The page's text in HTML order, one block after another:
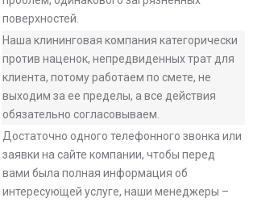
поверхностей.
Наша клининговая компания категорически
против наценок, непредвиденных трат для
клиента, потому работаем по смете, не
выходим за ее пределы, а все действия
обязательно согласовываем.
Достаточно одного телефонного звонка или
заявки на сайте компании, чтобы перед
вами была полная информация об
интересующей услуге, наши менеджеры –